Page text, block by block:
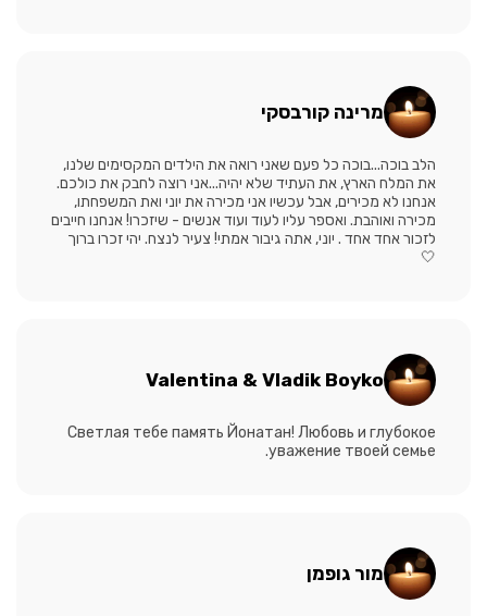
מרינה קורבסקי
הלב בוכה...בוכה כל פעם שאני רואה את הילדים המקסימים שלנו,
את המלח הארץ, את העתיד שלא יהיה...אני רוצה לחבק את כולכם.
אנחנו לא מכירים, אבל עכשיו אני מכירה את יוני ואת המשפחתו,
מכירה ואוהבת. ואספר עליו לעוד ועוד אנשים - שיזכרו! אנחנו חייבים
לזכור אחד אחד . יוני, אתה גיבור אמתי! צעיר לנצח. יהי זכרו ברוך
🤍
Valentina & Vladik Boyko
Светлая тебе память Йонатан! Любовь и глубокое
уважение твоей семье.
מור גופמן